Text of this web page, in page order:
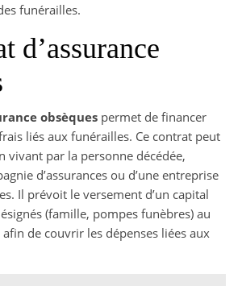
funérailles.
d’assurance
obsèques permet de financer
liés aux funérailles. Ce contrat peut
vivant par la personne décédée,
d’assurances ou d’une entreprise
Il prévoit le versement d’un capital
(famille, pompes funèbres) au
de couvrir les dépenses liées aux